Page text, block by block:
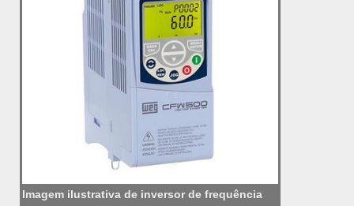
Imagem ilustrativa de inversor de frequência